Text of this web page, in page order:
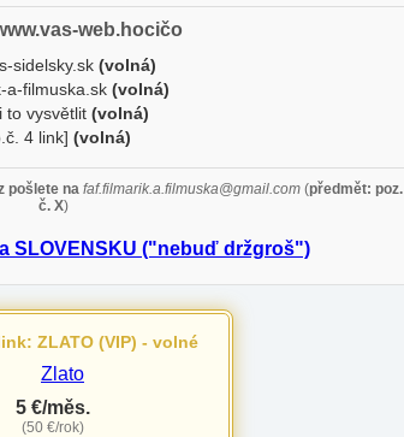
web.hocičo
sidelsky.sk (volná)
a-filmuska.sk (volná)
to vysvětlit (volná)
4 link] (volná)
pošlete na faf.filmarik.a.filmuska@gmail.com(předmět: poz.
č. X)
SLOVENSKU ("nebuď držgroš")
ZLATO (VIP) - volné
5 €/měs.
(50 €/rok)